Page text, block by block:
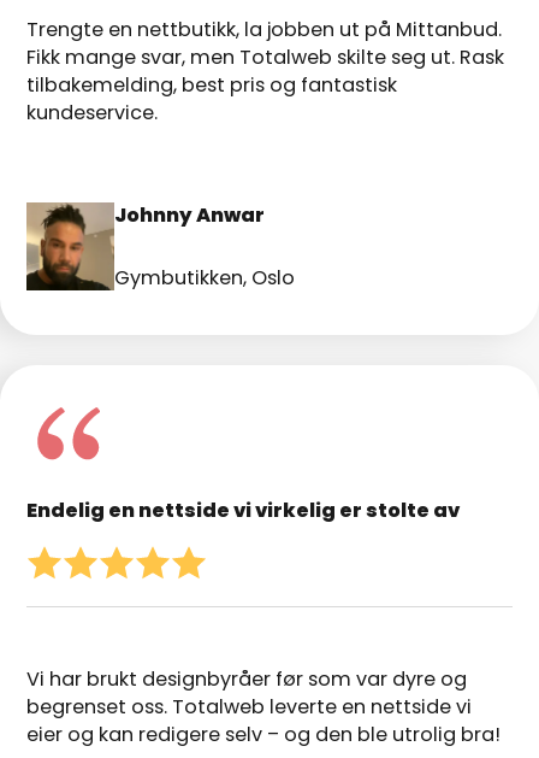
Trengte en nettbutikk, la jobben ut på Mittanbud.
Fikk mange svar, men Totalweb skilte seg ut. Rask
tilbakemelding, best pris og fantastisk
kundeservice.
Johnny Anwar
Gymbutikken, Oslo
Endelig en nettside vi virkelig er stolte av
Vi har brukt designbyråer før som var dyre og
begrenset oss. Totalweb leverte en nettside vi
eier og kan redigere selv – og den ble utrolig bra!